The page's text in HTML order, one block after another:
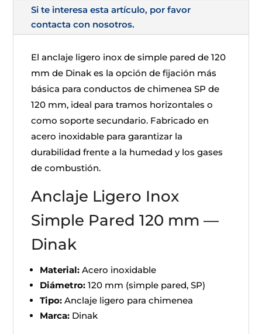
Si te interesa esta artículo, por favor
contacta con nosotros.
El anclaje ligero inox de simple pared de 120
mm de Dinak es la opción de fijación más
básica para conductos de chimenea SP de
120 mm, ideal para tramos horizontales o
como soporte secundario. Fabricado en
acero inoxidable para garantizar la
durabilidad frente a la humedad y los gases
de combustión.
Anclaje Ligero Inox
Simple Pared 120 mm —
Dinak
Material: Acero inoxidable
Diámetro: 120 mm (simple pared, SP)
Tipo: Anclaje ligero para chimenea
Marca: Dinak